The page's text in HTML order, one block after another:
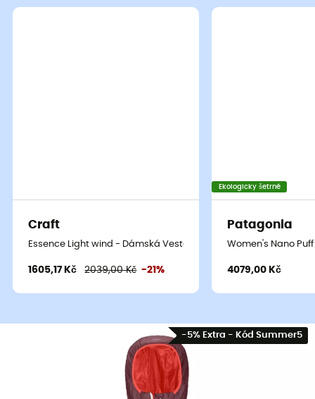
Craft
Essence Light wind - Dámská Vesta
1605,17 Kč 2039,00 Kč -21%
Ekologicky šetrné
Patagonia
Women's Nano
4079,00 Kč
-5% Extra - Kód Summer5
doplní váš outfit na horské výpravy. Tatovestaproženy
je ideální pro vaše turistické výlety. Věděli jste, že izolační
vlákno může absorbovat až 35 % své vlastní hmotnosti
ve vlhkosti, aniž by působilo mokře? Od roku 2011 značka